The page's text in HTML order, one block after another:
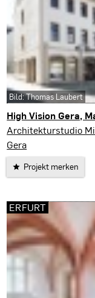
High Vision Gera,
Gera
Architekturstudio
Gera
Projekt merken
Bild: Thomas Laubert
ERFURT